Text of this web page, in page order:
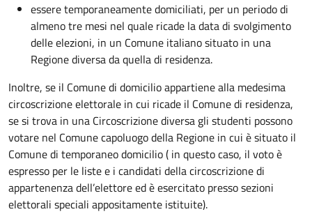
essere temporaneamente domiciliati, per un periodo di
almeno tre mesi nel quale ricade la data di svolgimento
delle elezioni, in un Comune italiano situato in una
Regione diversa da quella di residenza.
Inoltre, se il Comune di domicilio appartiene alla medesima
circoscrizione elettorale in cui ricade il Comune di residenza,
se si trova in una Circoscrizione diversa gli studenti possono
votare nel Comune capoluogo della Regione in cui è situato il
Comune di temporaneo domicilio ( in questo caso, il voto è
espresso per le liste e i candidati della circoscrizione di
appartenenza dell’elettore ed è esercitato presso sezioni
elettorali speciali appositamente istituite).